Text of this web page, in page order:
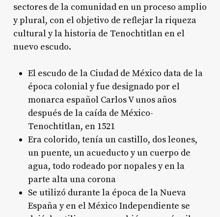
sectores de la comunidad en un proceso amplio
y plural, con el objetivo de reflejar la riqueza
cultural y la historia de Tenochtitlan en el
nuevo escudo.
El escudo de la Ciudad de México data de la
época colonial y fue designado por el
monarca español Carlos V unos años
después de la caída de México-
Tenochtitlan, en 1521
Era colorido, tenía un castillo, dos leones,
un puente, un acueducto y un cuerpo de
agua, todo rodeado por nopales y en la
parte alta una corona
Se utilizó durante la época de la Nueva
España y en el México Independiente se